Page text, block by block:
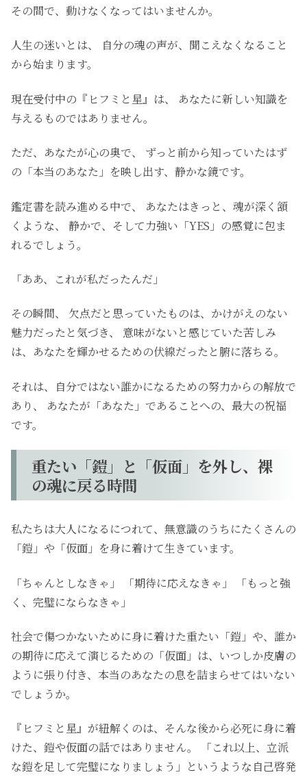
その間で、動けなくなってはいませんか。
人生の迷いとは、 自分の魂の声が、聞こえなくなること
から始まります。
現在受付中の『ヒフミと星』は、 あなたに新しい知識を
与えるものではありません。
ただ、あなたが心の奥で、 ずっと前から知っていたはず
の「本当のあなた」を映し出す、静かな鏡です。
鑑定書を読み進める中で、 あなたはきっと、魂が深く頷
くような、 静かで、そして力強い「YES」の感覚に包ま
れるでしょう。
「ああ、これが私だったんだ」
その瞬間、 欠点だと思っていたものは、かけがえのない
魅力だったと気づき、 意味がないと感じていた苦しみ
は、あなたを輝かせるための伏線だったと腑に落ちる。
それは、自分ではない誰かになるための努力からの解放で
あり、 あなたが「あなた」であることへの、最大の祝福
です。
重たい「鎧」と「仮面」を外し、裸
の魂に戻る時間
私たちは大人になるにつれて、無意識のうちにたくさんの
「鎧」や「仮面」を身に着けて生きています。
「ちゃんとしなきゃ」 「期待に応えなきゃ」 「もっと強
く、完璧にならなきゃ」
社会で傷つかないために身に着けた重たい「鎧」や、誰か
の期待に応えて演じるための「仮面」は、いつしか皮膚の
ように張り付き、本当のあなたの息を詰まらせてはいない
でしょうか。
『ヒフミと星』が紐解くのは、そんな後から必死に身に着
けた、鎧や仮面の話ではありません。 「これ以上、立派
な鎧を足して完璧になりましょう」というような自己啓発